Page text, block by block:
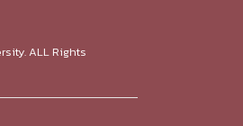
ALL Rights